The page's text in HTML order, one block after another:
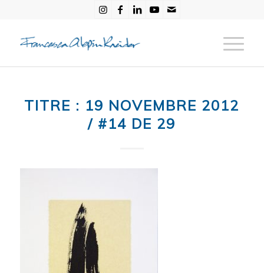
TITRE : 19 NOVEMBRE 2012
/ #14 DE 29